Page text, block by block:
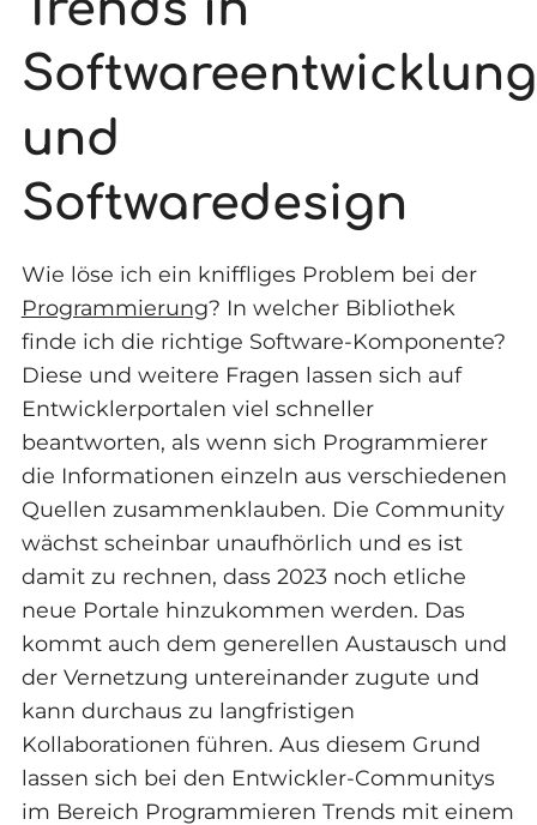
Softwareentwicklung
und
Softwaredesign
Wie löse ich ein kniffliges Problem bei der
Programmierung? In welcher Bibliothek
finde ich die richtige Software-Komponente?
Diese und weitere Fragen lassen sich auf
Entwicklerportalen viel schneller
beantworten, als wenn sich Programmierer
die Informationen einzeln aus verschiedenen
Quellen zusammenklauben. Die Community
wächst scheinbar unaufhörlich und es ist
damit zu rechnen, dass 2023 noch etliche
neue Portale hinzukommen werden. Das
kommt auch dem generellen Austausch und
der Vernetzung untereinander zugute und
kann durchaus zu langfristigen
Kollaborationen führen. Aus diesem Grund
lassen sich bei den Entwickler-Communitys
im Bereich Programmieren Trends mit einem